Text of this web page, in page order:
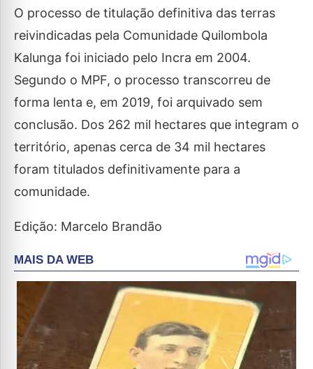
O processo de titulação definitiva das terras
reivindicadas pela Comunidade Quilombola
Kalunga foi iniciado pelo Incra em 2004.
Segundo o MPF, o processo transcorreu de
forma lenta e, em 2019, foi arquivado sem
conclusão. Dos 262 mil hectares que integram o
território, apenas cerca de 34 mil hectares
foram titulados definitivamente para a
comunidade.
Edição: Marcelo Brandão